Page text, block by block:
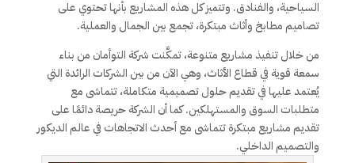
السياحية، والفنادق. وتتميز كل هذه المشاريع بأنها تحتوي على
تصاميم مطابخ وأثاث مبتكرة، تجمع بين الجمال والعملية.
من خلال تنفيذ مشاريع متنوعة، تمكَّنت شركة التوأمان من بناء
سمعة قوية في قطاع الأثاث، وهي الآن من بين الشركات الرائدة التي
يُعتمد عليها في تقديم حلول تصميمية متكاملة، تتماشى مع
متطلبات السوق والمستهلكين. كما أن الشركة حريصة دائمًا على
تقديم مشاريع مبتكرة تتماشى مع أحدث الاتجاهات في عالم الديكور
والتصميم الداخلي.